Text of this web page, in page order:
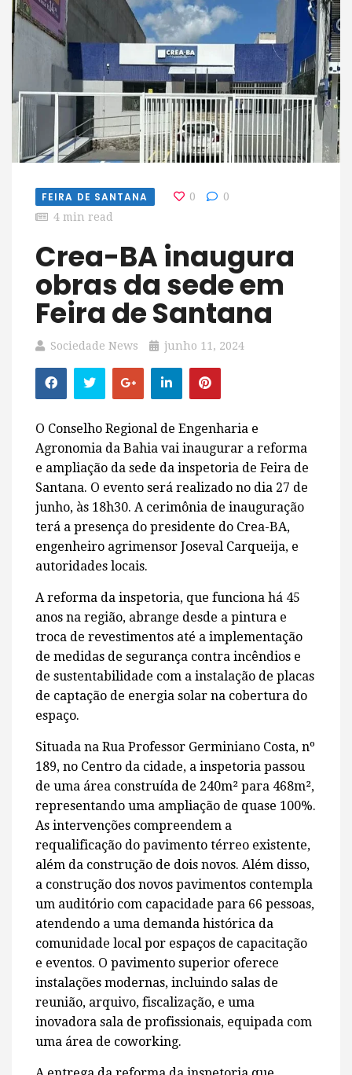
FEIRA DE SANTANA 0
0
4 min read
Crea-BA inaugura
obras da sede em
Feira de Santana
Sociedade News junho 11, 2024
O Conselho Regional de Engenharia e
Agronomia da Bahia vai inaugurar a reforma
e ampliação da sede da inspetoria de Feira de
Santana. O evento será realizado no dia 27 de
junho, às 18h30. A cerimônia de inauguração
terá a presença do presidente do Crea-BA,
engenheiro agrimensor Joseval Carqueija, e
autoridades locais.
A reforma da inspetoria, que funciona há 45
anos na região, abrange desde a pintura e
troca de revestimentos até a implementação
de medidas de segurança contra incêndios e
de sustentabilidade com a instalação de placas
de captação de energia solar na cobertura do
espaço.
Situada na Rua Professor Germiniano Costa, nº
189, no Centro da cidade, a inspetoria passou
de uma área construída de 240m² para 468m²,
representando uma ampliação de quase 100%.
As intervenções compreendem a
requalificação do pavimento térreo existente,
além da construção de dois novos. Além disso,
a construção dos novos pavimentos contempla
um auditório com capacidade para 66 pessoas,
atendendo a uma demanda histórica da
comunidade local por espaços de capacitação
e eventos. O pavimento superior oferece
instalações modernas, incluindo salas de
reunião, arquivo, fiscalização, e uma
inovadora sala de profissionais, equipada com
uma área de coworking.